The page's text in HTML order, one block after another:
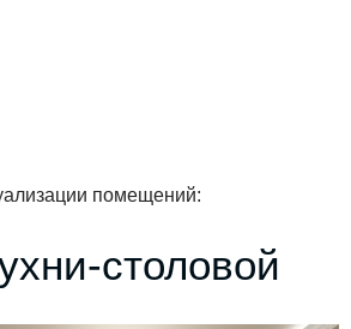
помещений:
столовой